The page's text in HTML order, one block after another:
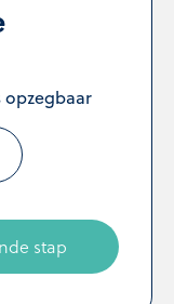
opzegbaar
stap